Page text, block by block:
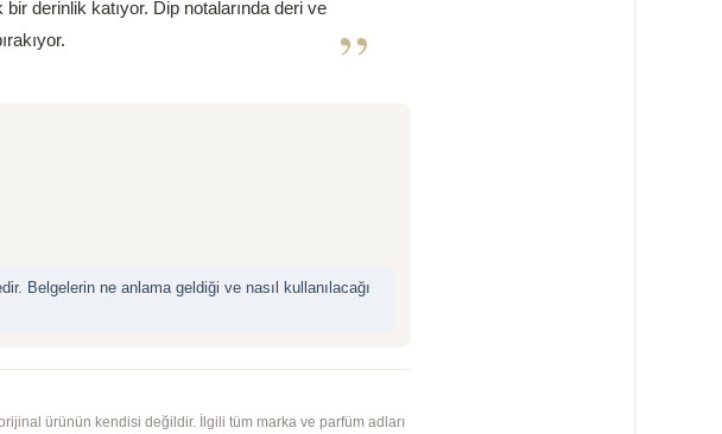
derinlik katıyor. Dip notalarında deri ve
”
Belgelerin ne anlama geldiği ve nasıl kullanılacağı
ürünün kendisi değildir. İlgili tüm marka ve parfüm adları